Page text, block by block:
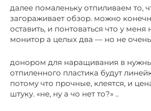
далее помаленьку отпиливаем то,
загораживает обзор. можно
оставить, и понтоваться что у меня
монитор а целых два — но не
донором для наращивания в
отпиленного пластика будут
потому что прочные, клеятся, и
штуку. «не, ну а чо нет то?» ..